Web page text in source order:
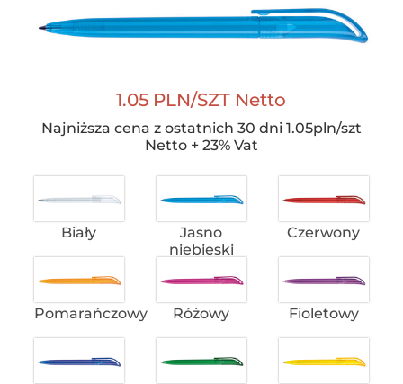
1.05 PLN/SZT Netto
Najniższa cena z ostatnich 30 dni 1.05pln/szt
Netto + 23% Vat
Biały
Jasno
niebieski
Czerwony
Pomarańczowy Różowy Fioletowy